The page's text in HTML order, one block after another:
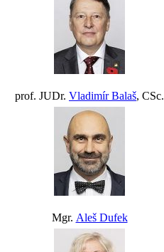
prof. JUDr. Vladimír Balaš, CSc.
Mgr. Aleš Dufek